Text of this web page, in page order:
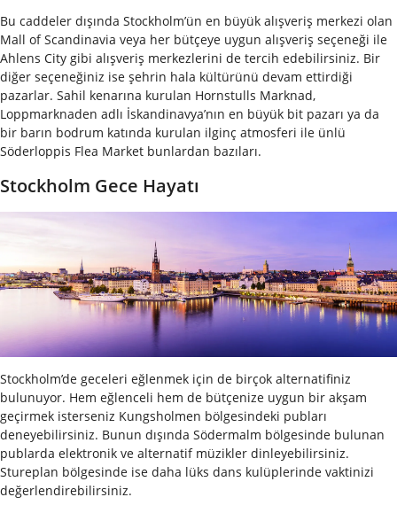
Bu caddeler dışında Stockholm’ün en büyük alışveriş merkezi olan
Mall of Scandinavia veya her bütçeye uygun alışveriş seçeneği ile
Ahlens City gibi alışveriş merkezlerini de tercih edebilirsiniz. Bir
diğer seçeneğiniz ise şehrin hala kültürünü devam ettirdiği
pazarlar. Sahil kenarına kurulan Hornstulls Marknad,
Loppmarknaden adlı İskandinavya’nın en büyük bit pazarı ya da
bir barın bodrum katında kurulan ilginç atmosferi ile ünlü
Söderloppis Flea Market bunlardan bazıları.
Stockholm Gece Hayatı
Stockholm’de geceleri eğlenmek için de birçok alternatifiniz
bulunuyor. Hem eğlenceli hem de bütçenize uygun bir akşam
geçirmek isterseniz Kungsholmen bölgesindeki pubları
deneyebilirsiniz. Bunun dışında Södermalm bölgesinde bulunan
publarda elektronik ve alternatif müzikler dinleyebilirsiniz.
Stureplan bölgesinde ise daha lüks dans kulüplerinde vaktinizi
değerlendirebilirsiniz.